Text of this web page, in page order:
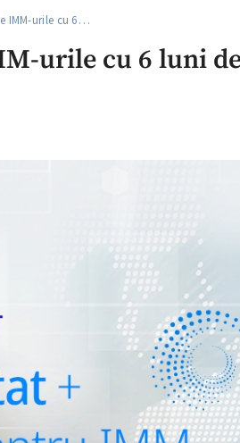
IMM-urile cu 6…
urile cu 6 luni